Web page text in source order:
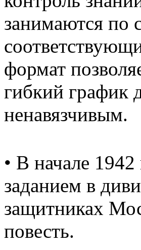
занимаются по
формат
гибкий график
ненавязчивым.
• В начале
заданием в
защитниках
повесть.